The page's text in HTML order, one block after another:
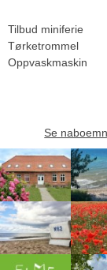
Tilbud miniferie
Tørketrommel
Oppvaskmaskin
Se